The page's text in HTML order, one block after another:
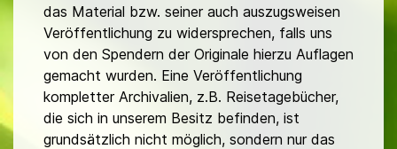
das Material bzw. seiner auch auszugsweisen
Veröffentlichung zu widersprechen, falls uns
von den Spendern der Originale hierzu Auflagen
gemacht wurden. Eine Veröffentlichung
kompletter Archivalien, z.B. Reisetagebücher,
die sich in unserem Besitz befinden, ist
grundsätzlich nicht möglich, sondern nur das